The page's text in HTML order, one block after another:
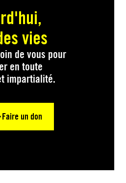
vies
de vous pour
en toute
impartialité.
Faire un don